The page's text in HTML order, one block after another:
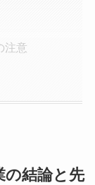
注意
の結論と先